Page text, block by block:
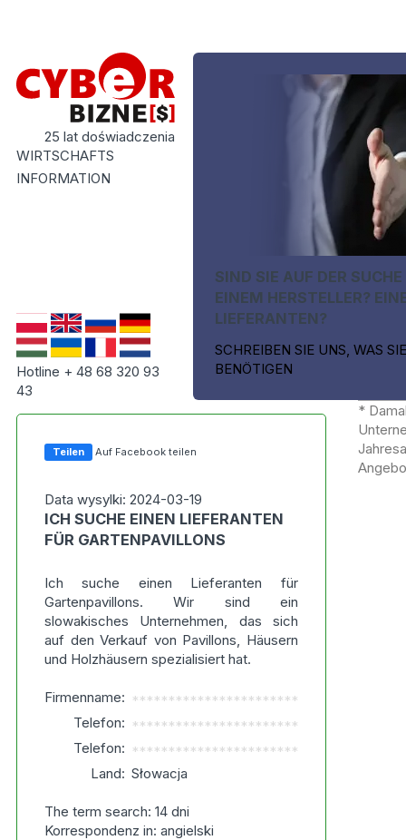
25 lat doświadczenia
WIRTSCHAFTS
INFORMATION
Hotline + 48 68 320 93
43
SIND SIE AUF DER
EINEM HERSTELLER?
LIEFERANTEN?
SCHREIBEN SIE UNS, WAS SIE
BENÖTIGEN
Teilen Auf Facebook teilen
Data wysylki: 2024-03-19
ICH SUCHE EINEN LIEFERANTEN
FÜR GARTENPAVILLONS
Ich suche einen Lieferanten für
Gartenpavillons. Wir sind ein
slowakisches Unternehmen, das sich
auf den Verkauf von Pavillons, Häusern
und Holzhäusern spezialisiert hat.
Firmenname: ***********************
Telefon: ***********************
Telefon: ***********************
Land: Słowacja
The term search: 14 dni
Korrespondenz in: angielski
*